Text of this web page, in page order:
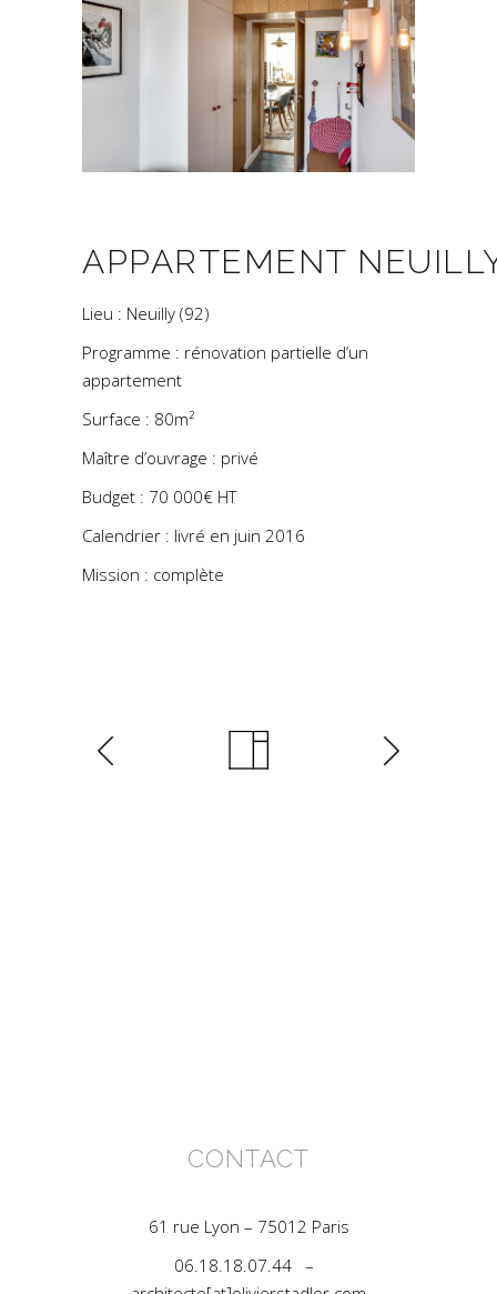
APPARTEMENT
Lieu : Neuilly (92)
Programme : rénovation partielle d’un
appartement
Surface : 80m²
Maître d’ouvrage : privé
Budget : 70 000€ HT
Calendrier : livré en juin 2016
Mission : complète
CONTACT
61 rue Lyon – 75012 Paris
06.18.18.07.44 –